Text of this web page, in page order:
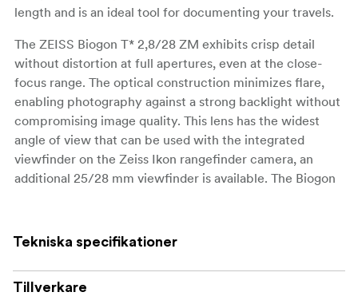
length and is an ideal tool for documenting your travels.
The ZEISS Biogon T* 2,8/28 ZM exhibits crisp detail
without distortion at full apertures, even at the close-
focus range. The optical construction minimizes flare,
enabling photography against a strong backlight without
compromising image quality. This lens has the widest
angle of view that can be used with the integrated
viewfinder on the Zeiss Ikon rangefinder camera, an
additional 25/28 mm viewfinder is available. The Biogon
space is at a premium and wide-angle distortion needs to
Technical info:
Tekniska specifikationer
Tillverkare